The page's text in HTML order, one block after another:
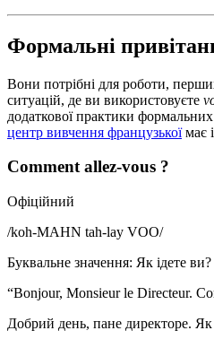
Формальні
Вони потрібні для роботи,
ситуацій, де ви використовуєте
додаткової практики
центр вивчення французькоїмає
Comment allez-vous ?
Офіційний
/koh-MAHN tah-lay VOO/
Буквальне значення: Як ідете ви?
“Bonjour, Monsieur le Directeur.
Добрий день, пане директоре.